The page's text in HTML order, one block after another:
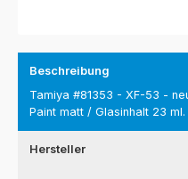
Beschreibung
Tamiya #81353 - XF-53 -
Paint matt / Glasinhalt 23
Hersteller